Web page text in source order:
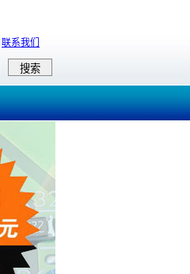
联系我们